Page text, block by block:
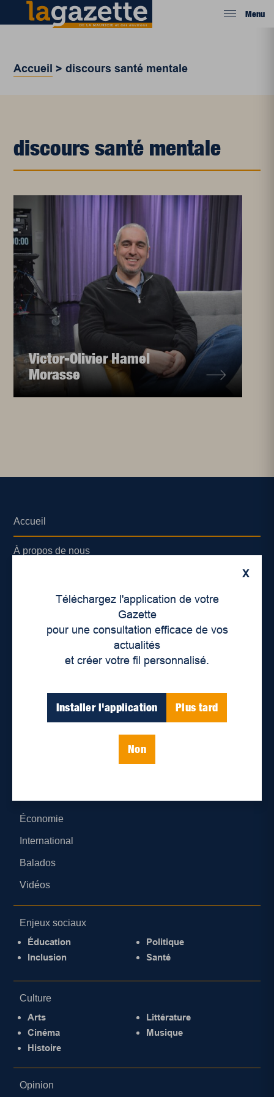
Menu
Accueil >discours santé mentale
discours santé mentale
Victor-Olivier Hamel
Morasse
X
Téléchargez l'application de votre
Gazette
pour une consultation efficace de vos
actualités
et créer votre fil personnalisé.
Installer l'application Plus tard
Non
Accueil
À propos de nous
Lieux de distribution
Économie
International
Balados
Vidéos
Enjeux sociaux
Éducation
Inclusion
Politique
Santé
Culture
Arts
Cinéma
Histoire
Littérature
Musique
Opinion